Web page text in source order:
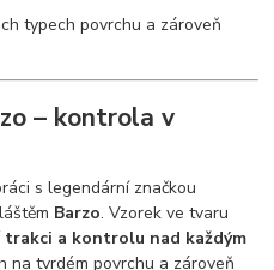
typech povrchu a zároveň
– kontrola v
s legendární značkou
Barzo. Vzorek ve tvaru
trakci a kontrolu nad každým
na tvrdém povrchu a zároveň